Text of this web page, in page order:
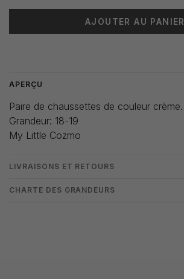
AJOUTER AU PANIER
APERÇU
Paire de chaussettes de couleur crème.
Grandeur: 18-19
My Little Cozmo
LIVRAISONS ET RETOURS
CHARTE DES GRANDEURS